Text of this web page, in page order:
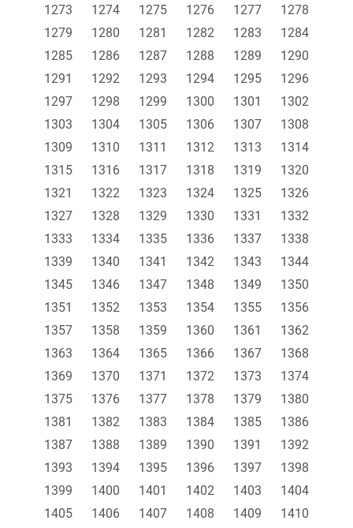
1273
1274 1275 1276 1277
1278
1279
1280 1281 1282 1283
1284
1285
1286 1287 1288 1289
1290
1291
1292 1293 1294 1295
1296
1297
1298 1299 1300 1301
1302
1303
1304 1305 1306 1307
1308
1309
1310 1311 1312 1313
1314
1315
1316 1317 1318 1319
1320
1321
1322 1323 1324 1325
1326
1327
1328 1329 1330 1331
1332
1333
1334 1335 1336 1337
1338
1339
1340 1341 1342 1343
1344
1345
1346 1347 1348 1349
1350
1351
1352 1353 1354 1355
1356
1357
1358 1359 1360 1361
1362
1363
1364 1365 1366 1367
1368
1369
1370 1371 1372 1373
1374
1375
1376 1377 1378 1379
1380
1381
1382 1383 1384 1385
1386
1387
1388 1389 1390 1391
1392
1393
1394 1395 1396 1397
1398
1399
1400 1401 1402 1403
1404
1405
1406 1407 1408 1409
1410